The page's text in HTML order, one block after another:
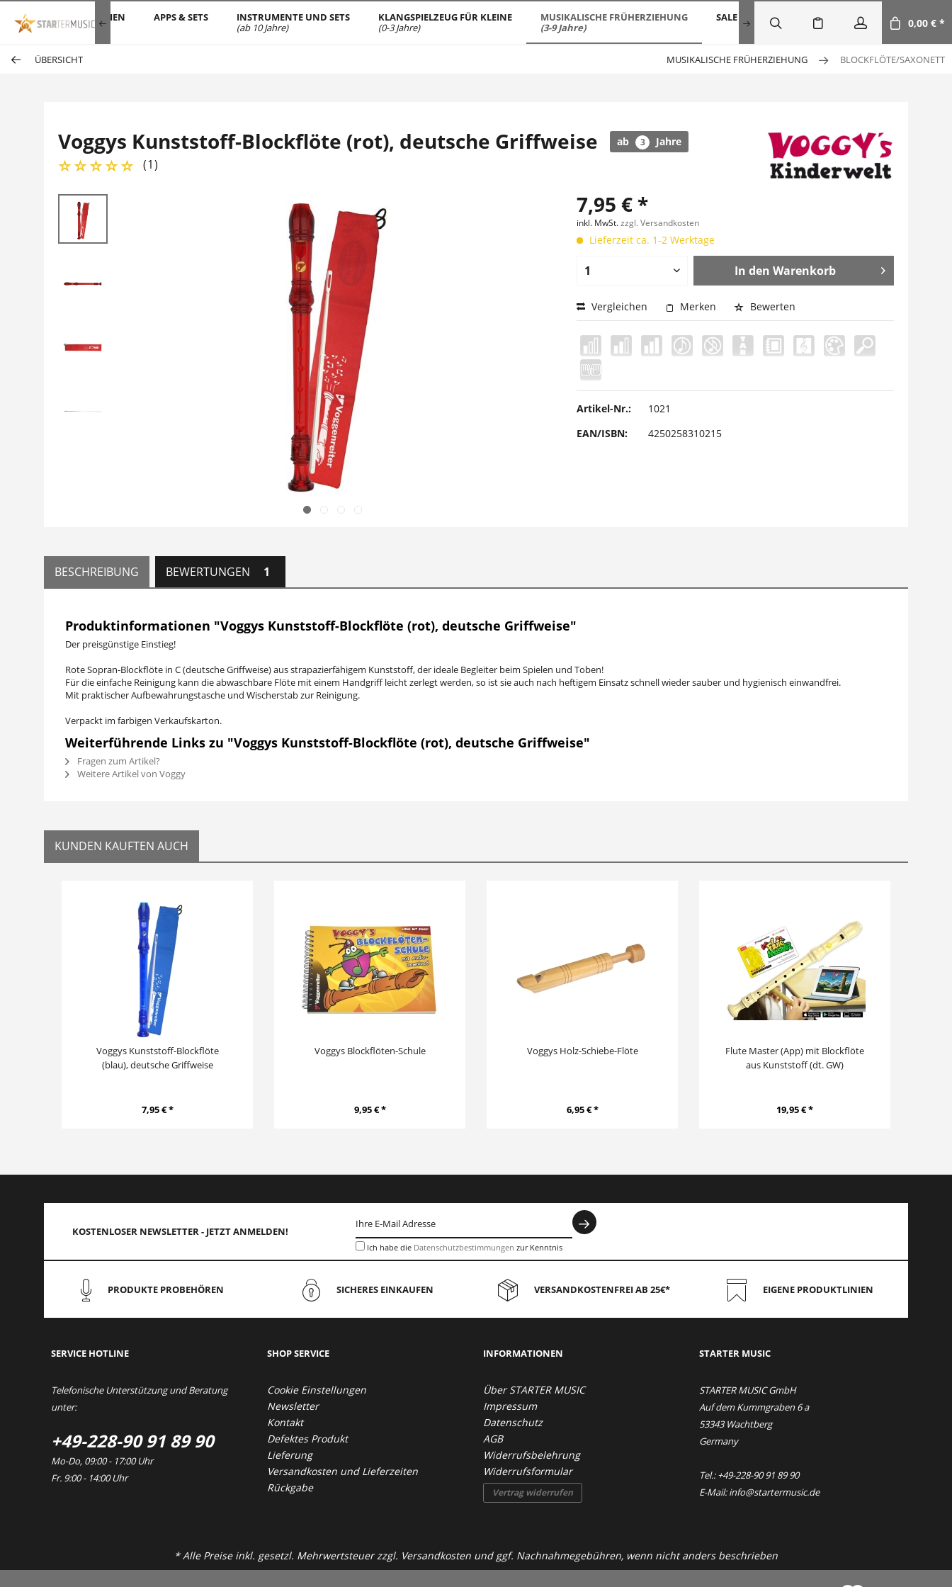
MUSIKBÜCHER/MEDIEN APPS & SETS
INSTRUMENTE UND SETS
(ab 10 Jahre)
KLANGSPIELZEUG FÜR KLEINE
(0-3 Jahre)
MUSIKALISCHE FRÜHERZIEHUNG
(3-9 Jahre)
SALE DOWNLOAD 0,00 € *
ÜBERSICHT MUSIKALISCHE FRÜHERZIEHUNG BLOCKFLÖTE/SAXONETT
Voggys Kunststoff-Blockflöte (rot), deutsche Griffweise ab 3 Jahre
(1)
7,95 € *
inkl. MwSt.zzgl. Versandkosten
Lieferzeit ca. 1-2 Werktage
In den Warenkorb
Vergleichen Merken Bewerten
Artikel-Nr.:
1021
EAN/ISBN:
4250258310215
BESCHREIBUNG BEWERTUNGEN 1
Produktinformationen "Voggys Kunststoff-Blockflöte (rot), deutsche Griffweise"
Der preisgünstige Einstieg!
Rote Sopran-Blockflöte in C (deutsche Griffweise) aus strapazierfähigem Kunststoff, der ideale Begleiter beim Spielen und Toben!
Für die einfache Reinigung kann die abwaschbare Flöte mit einem Handgriff leicht zerlegt werden, so ist sie auch nach heftigem Einsatz schnell wieder sauber und hygienisch einwandfrei.
Mit praktischer Aufbewahrungstasche und Wischerstab zur Reinigung.
Verpackt im farbigen Verkaufskarton.
Weiterführende Links zu "Voggys Kunststoff-Blockflöte (rot), deutsche Griffweise"
Fragen zum Artikel?
Weitere Artikel von Voggy
KUNDEN KAUFTEN AUCH
Voggys Kunststoff-Blockflöte
(blau), deutsche Griffweise
7,95 € *
Voggys Blockflöten-Schule
9,95 € *
Voggys Holz-Schiebe-Flöte
6,95 € *
Flute Master (App) mit Blockflöte
aus Kunststoff (dt. GW)
19,95 € *
KOSTENLOSER NEWSLETTER - JETZT ANMELDEN!
Ich habe die Datenschutzbestimmungen zur Kenntnis
PRODUKTE PROBEHÖREN SICHERES EINKAUFEN VERSANDKOSTENFREI AB 25€* EIGENE PRODUKTLINIEN
SERVICE HOTLINE
Telefonische Unterstützung und Beratung
unter:
+49-228-90 91 89 90
Mo-Do, 09:00 - 17:00 Uhr
Fr. 9:00 - 14:00 Uhr
SHOP SERVICE
Cookie Einstellungen
Newsletter
Kontakt
Defektes Produkt
Lieferung
Versandkosten und Lieferzeiten
Rückgabe
INFORMATIONEN
Über STARTER MUSIC
Impressum
Datenschutz
AGB
Widerrufsbelehrung
Widerrufsformular
Vertrag widerrufen
STARTER MUSIC
STARTER MUSIC GmbH
Auf dem Kummgraben 6 a
53343 Wachtberg
Germany
Tel.: +49-228-90 91 89 90
E-Mail: info@startermusic.de
* Alle Preise inkl. gesetzl. Mehrwertsteuer zzgl. Versandkosten und ggf. Nachnahmegebühren, wenn nicht anders beschrieben